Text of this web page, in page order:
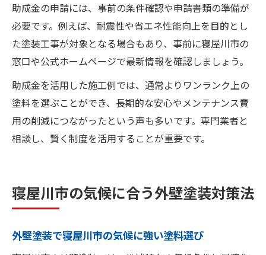
助成金の申請には、事前の条件確認や申請書類の準備が
必要です。例えば、耐震性や省エネ性能向上を目的とし
た塗装工事が対象となる場合もあり、事前に寝屋川市の
窓口や公式ホームページで最新情報を確認しましょう。
助成金を活用した施工例では、通常よりワンランク上の
塗料を選ぶことができ、長期的な安心やメンテナンス費
用の削減につながったという声も多いです。専門業者と
相談し、賢く制度を活用することが重要です。
寝屋川市の気候に合う外壁塗装対策法
外壁塗装で寝屋川市の気候に強い塗料選び